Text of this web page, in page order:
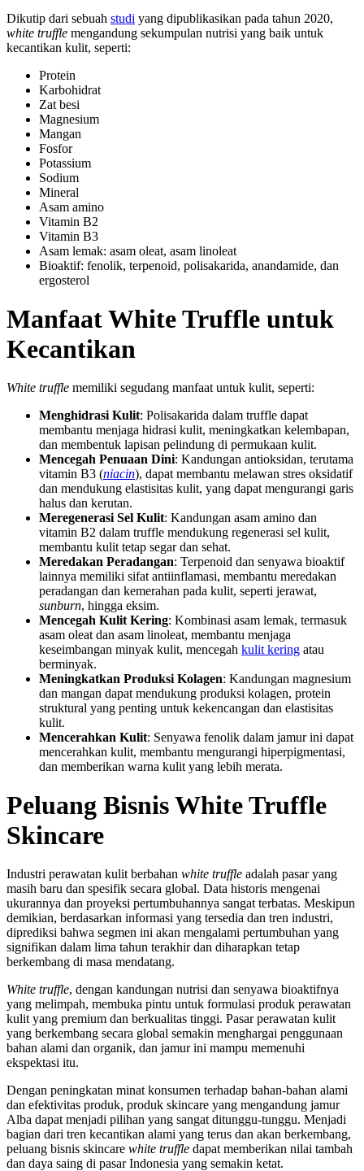
Dikutip dari sebuah studi yang dipublikasikan pada tahun 2020,
white truffle mengandung sekumpulan nutrisi yang baik untuk
kecantikan kulit, seperti:
Protein
Karbohidrat
Zat besi
Magnesium
Mangan
Fosfor
Potassium
Sodium
Mineral
Asam amino
Vitamin B2
Vitamin B3
Asam lemak: asam oleat, asam linoleat
Bioaktif: fenolik, terpenoid, polisakarida, anandamide, dan
ergosterol
Manfaat White Truffle untuk
Kecantikan
White truffle memiliki segudang manfaat untuk kulit, seperti:
Menghidrasi Kulit: Polisakarida dalam truffle dapat
membantu menjaga hidrasi kulit, meningkatkan kelembapan,
dan membentuk lapisan pelindung di permukaan kulit.
Mencegah Penuaan Dini: Kandungan antioksidan, terutama
vitamin B3 (niacin), dapat membantu melawan stres oksidatif
dan mendukung elastisitas kulit, yang dapat mengurangi garis
halus dan kerutan.
Meregenerasi Sel Kulit: Kandungan asam amino dan
vitamin B2 dalam truffle mendukung regenerasi sel kulit,
membantu kulit tetap segar dan sehat.
Meredakan Peradangan: Terpenoid dan senyawa bioaktif
lainnya memiliki sifat antiinflamasi, membantu meredakan
peradangan dan kemerahan pada kulit, seperti jerawat,
sunburn, hingga eksim.
Mencegah Kulit Kering: Kombinasi asam lemak, termasuk
asam oleat dan asam linoleat, membantu menjaga
keseimbangan minyak kulit, mencegah kulit kering atau
berminyak.
Meningkatkan Produksi Kolagen: Kandungan magnesium
dan mangan dapat mendukung produksi kolagen, protein
struktural yang penting untuk kekencangan dan elastisitas
kulit.
Mencerahkan Kulit: Senyawa fenolik dalam jamur ini dapat
mencerahkan kulit, membantu mengurangi hiperpigmentasi,
dan memberikan warna kulit yang lebih merata.
Peluang Bisnis White Truffle
Skincare
Industri perawatan kulit berbahan white truffle adalah pasar yang
masih baru dan spesifik secara global. Data historis mengenai
ukurannya dan proyeksi pertumbuhannya sangat terbatas. Meskipun
demikian, berdasarkan informasi yang tersedia dan tren industri,
diprediksi bahwa segmen ini akan mengalami pertumbuhan yang
signifikan dalam lima tahun terakhir dan diharapkan tetap
berkembang di masa mendatang.
White truffle, dengan kandungan nutrisi dan senyawa bioaktifnya
yang melimpah, membuka pintu untuk formulasi produk perawatan
kulit yang premium dan berkualitas tinggi. Pasar perawatan kulit
yang berkembang secara global semakin menghargai penggunaan
bahan alami dan organik, dan jamur ini mampu memenuhi
ekspektasi itu.
Dengan peningkatan minat konsumen terhadap bahan-bahan alami
dan efektivitas produk, produk skincare yang mengandung jamur
Alba dapat menjadi pilihan yang sangat ditunggu-tunggu. Menjadi
bagian dari tren kecantikan alami yang terus dan akan berkembang,
peluang bisnis skincare white truffle dapat memberikan nilai tambah
dan daya saing di pasar Indonesia yang semakin ketat.